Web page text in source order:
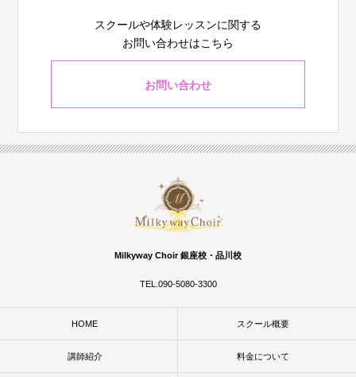
スクールや体験レッスンに関する
お問い合わせはこちら
お問い合わせ
Milkyway Choir 銀座校・品川校
TEL.090-5080-3300
HOME スクール概要
講師紹介 料金について